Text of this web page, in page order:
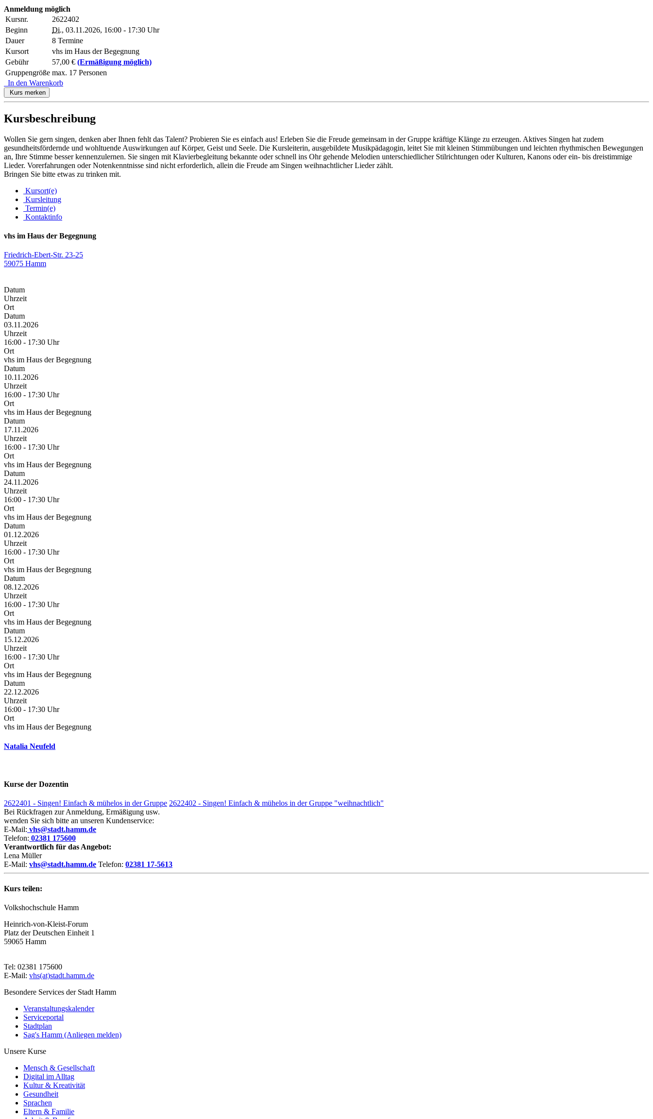
Anmeldung möglich
Kursnr.
2622402
Beginn
Di., 03.11.2026, 16:00 - 17:30 Uhr
Dauer
8 Termine
Kursort
vhs im Haus der Begegnung
Gebühr
57,00 € (Ermäßigung möglich)
Gruppengröße max. 17 Personen
In den Warenkorb
Kurs merken
Kursbeschreibung
Wollen Sie gern singen, denken aber Ihnen fehlt das Talent? Probieren Sie es einfach aus! Erleben Sie die Freude gemeinsam in der Gruppe kräftige Klänge zu erzeugen. Aktives Singen hat zudem
gesundheitsfördernde und wohltuende Auswirkungen auf Körper, Geist und Seele. Die Kursleiterin, ausgebildete Musikpädagogin, leitet Sie mit kleinen Stimmübungen und leichten rhythmischen Bewegungen
an, Ihre Stimme besser kennenzulernen. Sie singen mit Klavierbegleitung bekannte oder schnell ins Ohr gehende Melodien unterschiedlicher Stilrichtungen oder Kulturen, Kanons oder ein- bis dreistimmige
Lieder. Vorerfahrungen oder Notenkenntnisse sind nicht erforderlich, allein die Freude am Singen weihnachtlicher Lieder zählt.
Bringen Sie bitte etwas zu trinken mit.
Kursort(e)
Kursleitung
Termin(e)
Kontaktinfo
vhs im Haus der Begegnung
Friedrich-Ebert-Str. 23-25
59075 Hamm
Datum
Uhrzeit
Ort
Datum
03.11.2026
Uhrzeit
16:00 - 17:30 Uhr
Ort
vhs im Haus der Begegnung
Datum
10.11.2026
Uhrzeit
16:00 - 17:30 Uhr
Ort
vhs im Haus der Begegnung
Datum
17.11.2026
Uhrzeit
16:00 - 17:30 Uhr
Ort
vhs im Haus der Begegnung
Datum
24.11.2026
Uhrzeit
16:00 - 17:30 Uhr
Ort
vhs im Haus der Begegnung
Datum
01.12.2026
Uhrzeit
16:00 - 17:30 Uhr
Ort
vhs im Haus der Begegnung
Datum
08.12.2026
Uhrzeit
16:00 - 17:30 Uhr
Ort
vhs im Haus der Begegnung
Datum
15.12.2026
Uhrzeit
16:00 - 17:30 Uhr
Ort
vhs im Haus der Begegnung
Datum
22.12.2026
Uhrzeit
16:00 - 17:30 Uhr
Ort
vhs im Haus der Begegnung
Natalia Neufeld
Kurse der Dozentin
2622401 - Singen! Einfach & mühelos in der Gruppe 2622402 - Singen! Einfach & mühelos in der Gruppe "weihnachtlich"
Bei Rückfragen zur Anmeldung, Ermäßigung usw.
wenden Sie sich bitte an unseren Kundenservice:
E-Mail: vhs@stadt.hamm.de
Telefon: 02381 175600
Verantwortlich für das Angebot:
Lena Müller
E-Mail: vhs@stadt.hamm.de Telefon: 02381 17-5613
Kurs teilen:
Volkshochschule Hamm
Heinrich-von-Kleist-Forum
Platz der Deutschen Einheit 1
59065 Hamm
Tel: 02381 175600
E-Mail: vhs(at)stadt.hamm.de
Besondere Services der Stadt Hamm
Veranstaltungskalender
Serviceportal
Stadtplan
Sag's Hamm (Anliegen melden)
Unsere Kurse
Mensch & Gesellschaft
Digital im Alltag
Kultur & Kreativität
Gesundheit
Sprachen
Eltern & Familie